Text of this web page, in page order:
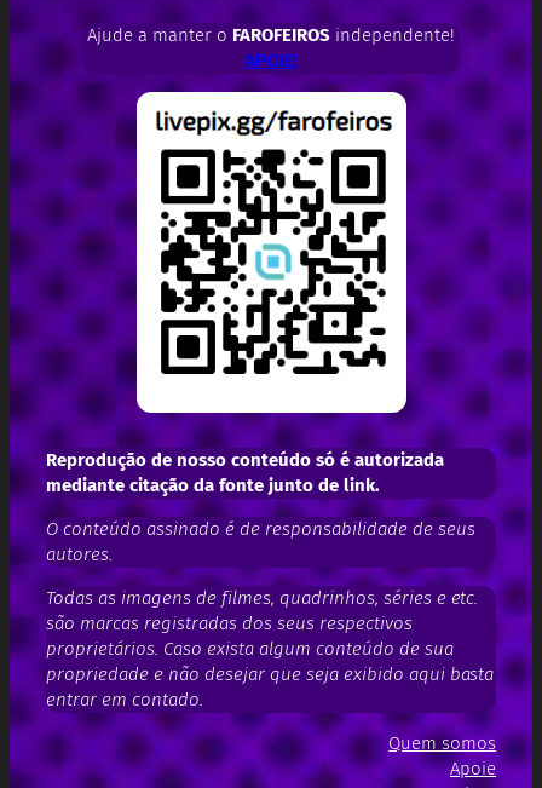
Ajude a manter o FAROFEIROSindependente!
APOIE!
Reprodução de nosso conteúdo só é autorizada
mediante citação da fonte junto de link.
O conteúdo assinado é de responsabilidade de seus
autores.
Todas as imagens de filmes, quadrinhos, séries e etc.
são marcas registradas dos seus respectivos
proprietários. Caso exista algum conteúdo de sua
propriedade e não desejar que seja exibido aqui basta
entrar em contado.
Quem somos
Apoie